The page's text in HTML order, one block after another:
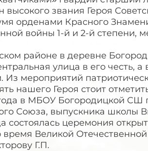
звания Героя
орденами Красного
войны 1-й и 2-й степени,
районе в деревне
улица в его честь, а
мероприятий
нашего Героя стоит
в МБОУ Богородицкой СШ
Союза, выпускника школы
состоялась церемония
Великой Отечественной
Г.П.